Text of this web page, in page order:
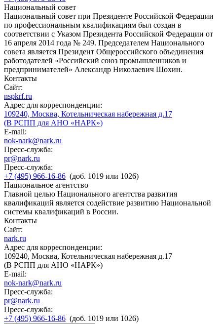
Национальный совет
Национальный совет при Президенте Российской Федерации
по профессиональным квалификациям был создан в
соответствии с Указом Президента Российской Федерации от
16 апреля 2014 года № 249. Председателем Национального
совета является Президент Общероссийского объединения
работодателей «Российский союз промышленников и
предпринимателей» Александр Николаевич Шохин.
Контакты
Сайт:
nspkrf.ru
Адрес для корреспонденции:
109240, Москва, Котельническая набережная д.17
(В РСПП для АНО «НАРК»)
E-mail:
nok-nark@nark.ru
Пресс-служба:
pr@nark.ru
Пресс-служба:
+7 (495) 966-16-86 (доб. 1019 или 1026)
Национальное агентство
Главной целью Национального агентства развития
квалификаций является содействие развитию Национальной
системы квалификаций в России.
Контакты
Сайт:
nark.ru
Адрес для корреспонденции:
109240, Москва, Котельническая набережная д.17
(В РСПП для АНО «НАРК»)
E-mail:
nok-nark@nark.ru
Пресс-служба:
pr@nark.ru
Пресс-служба:
+7 (495) 966-16-86 (доб. 1019 или 1026)